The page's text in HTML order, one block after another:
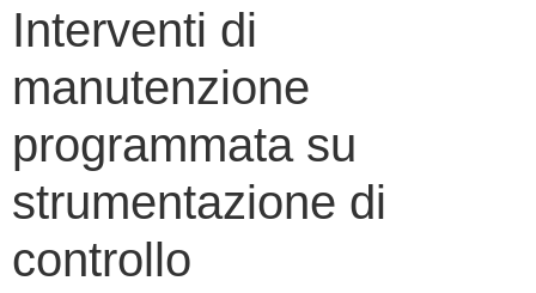
Interventi di
manutenzione
programmata su
strumentazione di
controllo